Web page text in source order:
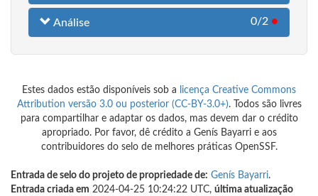
Análise 0/2 ●
Estes dados estão disponíveis sob a
licença Creative Commons
Attribution versão 3.0 ou posterior (CC-BY-3.0+). Todos são livres
para compartilhar e adaptar os dados, mas devem dar o crédito
apropriado. Por favor, dê crédito a Genís Bayarri e aos
contribuidores do selo de melhores práticas OpenSSF.
Entrada de selo do projeto de propriedade de: Genís Bayarri.
Entrada criada em 2024-04-25 10:24:22 UTC, última atualização